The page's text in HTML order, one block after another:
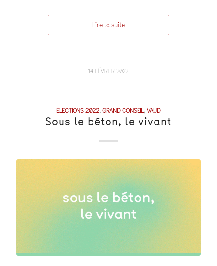
Lire la suite
14 FÉVRIER 2022
ELECTIONS 2022,GRAND CONSEIL,VAUD
Sous le béton, le vivant